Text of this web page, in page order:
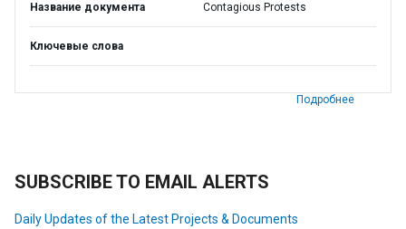
Название документа Contagious Protests
Ключевые слова
Подробнее
SUBSCRIBE TO EMAIL ALERTS
Daily Updates of the Latest Projects & Documents